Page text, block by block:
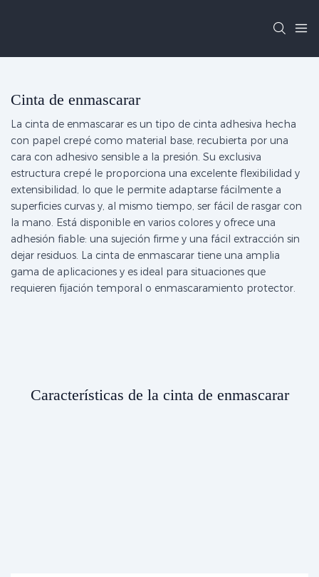
Cinta de enmascarar
La cinta de enmascarar es un tipo de cinta adhesiva hecha
con papel crepé como material base, recubierta por una
cara con adhesivo sensible a la presión. Su exclusiva
estructura crepé le proporciona una excelente flexibilidad y
extensibilidad, lo que le permite adaptarse fácilmente a
superficies curvas y, al mismo tiempo, ser fácil de rasgar con
la mano. Está disponible en varios colores y ofrece una
adhesión fiable: una sujeción firme y una fácil extracción sin
dejar residuos. La cinta de enmascarar tiene una amplia
gama de aplicaciones y es ideal para situaciones que
requieren fijación temporal o enmascaramiento protector.
Características de la cinta de enmascarar